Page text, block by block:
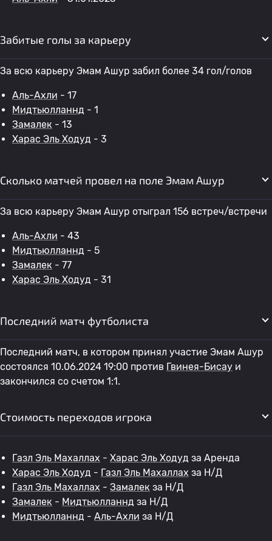
Забитые голы за карьеру
За всю карьеру Эмам Ашур забил более 34 гол/голов
Аль-Ахли - 17
Мидтьюлланнд - 1
Замалек - 13
Харас Эль Ходуд - 3
Сколько матчей провел на поле Эмам Ашур
За всю карьеру Эмам Ашур отыграл 156 встреч/встречи
Аль-Ахли - 43
Мидтьюлланнд - 5
Замалек - 77
Харас Эль Ходуд - 31
Последний матч футболиста
Последний матч, в котором принял участие Эмам Ашур
состоялся 10.06.2024 19:00 против Гвинея-Бисау и
закончился со счетом 1:1.
Стоимость переходов игрока
Газл Эль Махаллах - Харас Эль Ходуд за Аренда
Харас Эль Ходуд - Газл Эль Махаллах за Н/Д
Газл Эль Махаллах - Замалек за Н/Д
Замалек - Мидтьюлланнд за Н/Д
Мидтьюлланнд - Аль-Ахли за Н/Д